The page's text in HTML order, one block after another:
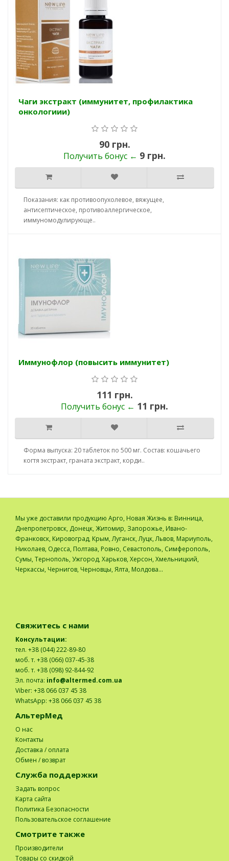
Чаги экстракт (иммунитет, профилактика
онкологиии)
90 грн.
Получить бонус ← 9 грн.
Показания: как противоопухолевое, вяжущее,
антисептическое, противоаллергическое,
иммуномодулирующе..
Иммунофлор (повысить иммунитет)
111 грн.
Получить бонус ← 11 грн.
Форма выпуска: 20 таблеток по 500 мг. Состав: кошачьего
когтя экстракт, граната экстракт, корди..
Мы уже доставили продукцию Арго, Новая Жизнь в: Винница,
Днепропетровск, Донецк, Житомир, Запорожье, Ивано-
Франковск, Кировоград, Крым, Луганск, Луцк, Львов, Мариуполь,
Николаев, Одесса, Полтава, Ровно, Севастополь, Симферополь,
Сумы, Тернополь, Ужгород, Харьков, Херсон, Хмельницкий,
Черкассы, Чернигов, Черновцы, Ялта, Молдова...
Свяжитесь с нами
Консультации:
тел. +38 (044) 222-89-80
моб. т. +38 (066) 037-45-38
моб. т. +38 (098) 92-844-92
Эл. почта: info@altermed.com.ua
Viber: +38 066 037 45 38
WhatsApp: +38 066 037 45 38
АльтерМед
О нас
Контакты
Доставка / оплата
Обмен / возврат
Служба поддержки
Задать вопрос
Карта сайта
Политика Безопасности
Пользовательское соглашение
Смотрите также
Производители
Товары со скидкой